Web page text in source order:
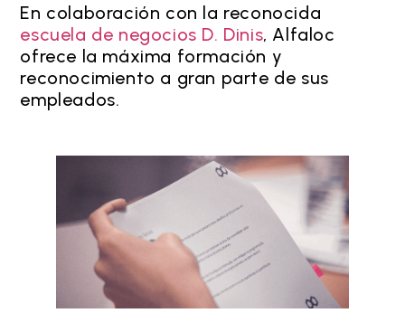
En colaboración con la reconocida
escuela de negocios D. Dinis, Alfaloc
ofrece la máxima formación y
reconocimiento a gran parte de sus
empleados.